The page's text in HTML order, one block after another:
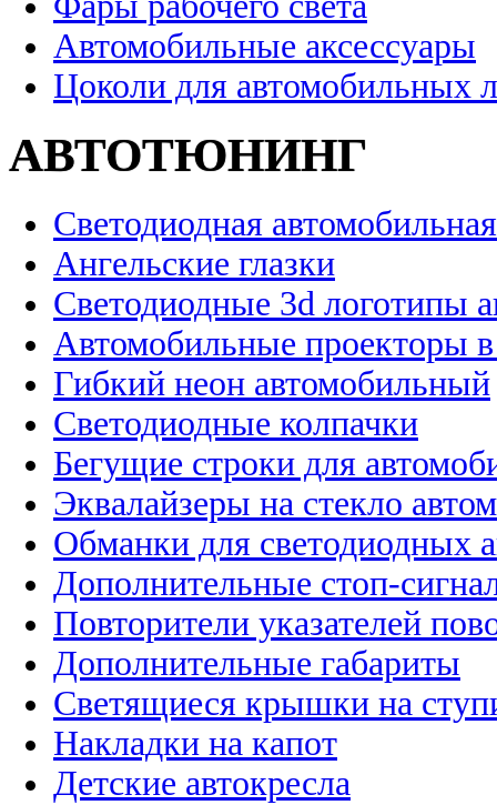
Автомобильные аксессуары
Цоколи для автомобильных
АВТОТЮНИНГ
Светодиодная
Ангельские глазки
Светодиодные 3d логотипы
Автомобильные проекторы
Гибкий неон автомобильный
Светодиодные колпачки
Бегущие строки для
Эквалайзеры на стекло
Обманки для светодиодных
Дополнительные стоп-
Повторители указателей
Дополнительные габариты
Светящиеся крышки на
Накладки на капот
Детские автокресла